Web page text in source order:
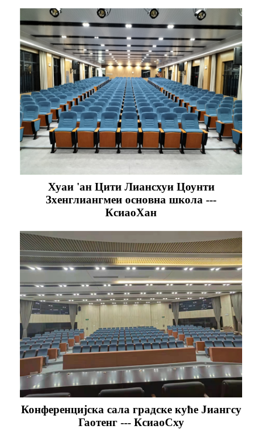
Хуаи 'ан Цити Лиансхуи Цоунти
Зхенглиангмеи основна школа ---
КсиаоХан
Конференцијска сала градске куће Јиангсу
Гаотенг --- КсиаоСху